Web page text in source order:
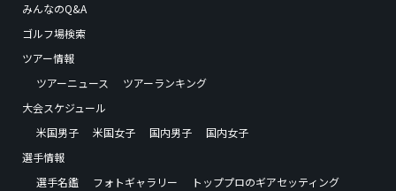
みんなのQ&A
ゴルフ場検索
ツアー情報
ツアーニュース
ツアーランキング
大会スケジュール
米国男子
米国女子 国内男子
国内女子
選手情報
選手名鑑
フォトギャラリー
トッププロのギアセッティング